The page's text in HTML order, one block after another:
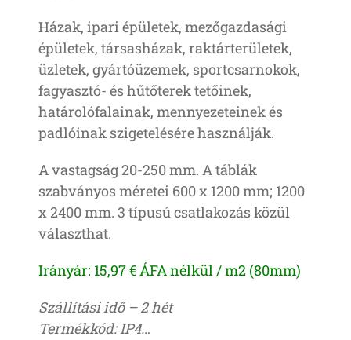
Házak, ipari épületek, mezőgazdasági
épületek, társasházak, raktárterületek,
üzletek, gyártóüzemek, sportcsarnokok,
fagyasztó- és hűtőterek tetőinek,
határolófalainak, mennyezeteinek és
padlóinak szigetelésére használják.
A vastagság 20-250 mm. A táblák
szabványos méretei 600 x 1200 mm; 1200
x 2400 mm. 3 típusú csatlakozás közül
választhat.
Irányár: 15,97 € ÁFA nélkül / m2 (80mm)
Szállítási idő – 2 hét
Termékkód: IP4…